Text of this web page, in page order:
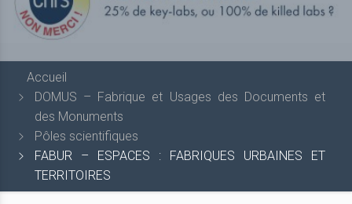
Accueil
DOMUS – Fabrique et Usages des Documents et
des Monuments
Pôles scientifiques
FABUR – ESPACES : FABRIQUES URBAINES ET
TERRITOIRES